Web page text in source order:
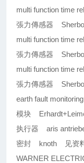
multi function time
張力傳感器
multi function time
張力傳感器
multi function time
張力傳感器
earth fault
模块
执行器 aris
密封 knoth 见资
WARNER